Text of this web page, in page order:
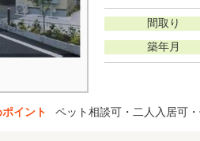
間取り
築年月
イント ペット相談可・二人入居可